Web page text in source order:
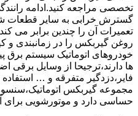
تخصصی مراجعه کنید.ادامه
گسترش خرابی به سایر قطعات
تعمیرات آن را چندین برابر می
روغن گیربکس را در زمانبندی و
خودروهای اتوماتیک سیستم برق
ها دارند،ترجیحا از وسایل برقی
فایر،دزدگیر متفرقه و … استفاده
مجموعه گیربکس
حساسی دارد و موتورشویی برای